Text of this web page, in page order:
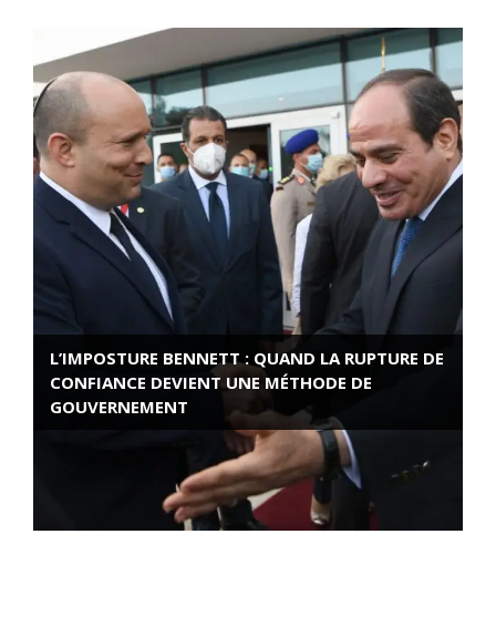
L’IMPOSTURE BENNETT : QUAND LA RUPTURE DE
CONFIANCE DEVIENT UNE MÉTHODE DE
GOUVERNEMENT
ROSE VALLAND, HEROÏNE DE LA RESISTANCE